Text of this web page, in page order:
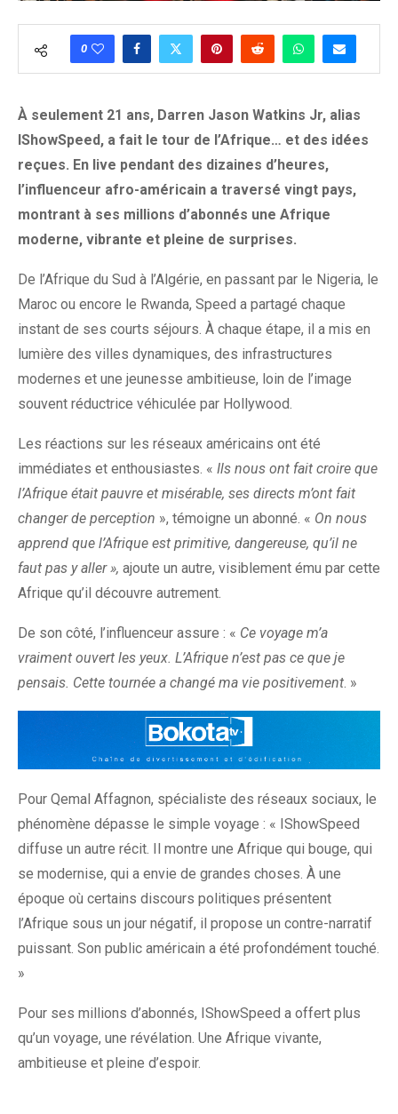
0
À seulement 21 ans, Darren Jason Watkins Jr, alias
IShowSpeed, a fait le tour de l’Afrique… et des idées
reçues. En live pendant des dizaines d’heures,
l’influenceur afro-américain a traversé vingt pays,
montrant à ses millions d’abonnés une Afrique
moderne, vibrante et pleine de surprises.
De l’Afrique du Sud à l’Algérie, en passant par le Nigeria, le
Maroc ou encore le Rwanda, Speed a partagé chaque
instant de ses courts séjours. À chaque étape, il a mis en
lumière des villes dynamiques, des infrastructures
modernes et une jeunesse ambitieuse, loin de l’image
souvent réductrice véhiculée par Hollywood.
Les réactions sur les réseaux américains ont été
immédiates et enthousiastes. « Ils nous ont fait croire que
l’Afrique était pauvre et misérable, ses directs m’ont fait
changer de perception », témoigne un abonné. « On nous
apprend que l’Afrique est primitive, dangereuse, qu’il ne
faut pas y aller », ajoute un autre, visiblement ému par cette
Afrique qu’il découvre autrement.
De son côté, l’influenceur assure : « Ce voyage m’a
vraiment ouvert les yeux. L’Afrique n’est pas ce que je
pensais. Cette tournée a changé ma vie positivement. »
Pour Qemal Affagnon, spécialiste des réseaux sociaux, le
phénomène dépasse le simple voyage : « IShowSpeed
diffuse un autre récit. Il montre une Afrique qui bouge, qui
se modernise, qui a envie de grandes choses. À une
époque où certains discours politiques présentent
l’Afrique sous un jour négatif, il propose un contre-narratif
puissant. Son public américain a été profondément touché.
»
Pour ses millions d’abonnés, IShowSpeed a offert plus
qu’un voyage, une révélation. Une Afrique vivante,
ambitieuse et pleine d’espoir.